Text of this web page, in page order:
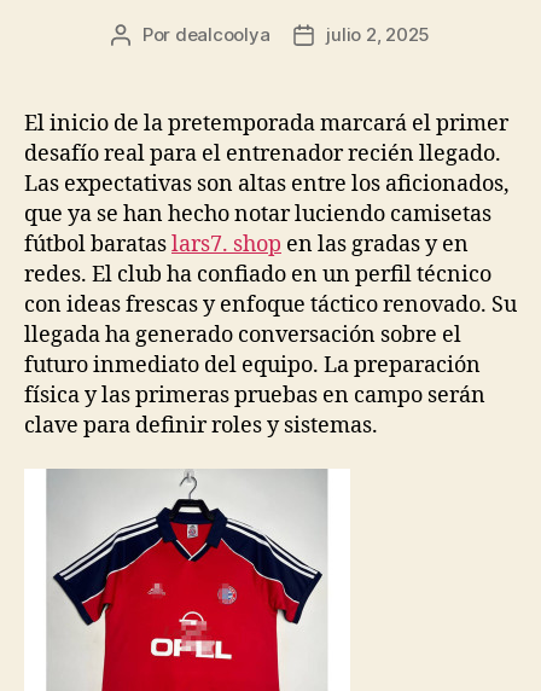
Autor
entrada
Por dealcoolya
Fecha
entrada
julio 2, 2025
El inicio de la pretemporada marcará el primer
desafío real para el entrenador recién llegado.
Las expectativas son altas entre los aficionados,
que ya se han hecho notar luciendo camisetas
fútbol barataslars7. shop en las gradas y en
redes. El club ha confiado en un perfil técnico
con ideas frescas y enfoque táctico renovado. Su
llegada ha generado conversación sobre el
futuro inmediato del equipo. La preparación
física y las primeras pruebas en campo serán
clave para definir roles y sistemas.